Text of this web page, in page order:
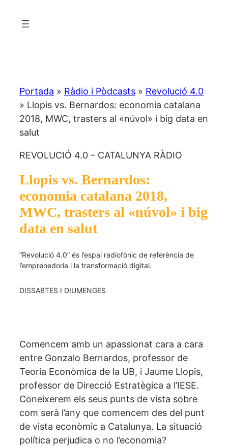
Portada » Ràdio i Pòdcasts » Revolució 4.0
» Llopis vs. Bernardos: economia catalana
2018, MWC, trasters al «núvol» i big data en
salut
REVOLUCIÓ 4.0 – CATALUNYA RÀDIO
Llopis vs. Bernardos:
economia catalana 2018,
MWC, trasters al «núvol» i big
data en salut
“Revolució 4.0” és l’espai radiofònic de referència de
l’emprenedoria i la transformació digital.
DISSABTES I DIUMENGES
Comencem amb un apassionat cara a cara
entre Gonzalo Bernardos, professor de
Teoria Econòmica de la UB, i Jaume Llopis,
professor de Direcció Estratègica a l’IESE.
Coneixerem els seus punts de vista sobre
com serà l’any que comencem des del punt
de vista econòmic a Catalunya. La situació
política perjudica o no l’economia?